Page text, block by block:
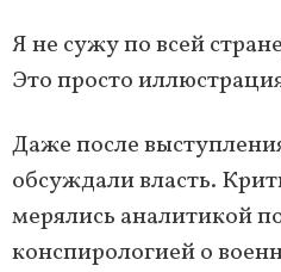
Я не сужу по всей
Это просто
Даже после
обсуждали власть.
мерялись аналитикой
конспирологией о